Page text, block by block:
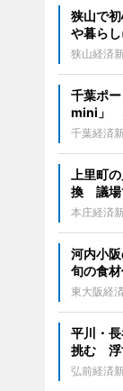
狭山で
や暮ら
狭山経済
千葉ポ
mini」
千葉経済
上里町
換 議場
本庄経済
河内小
旬の食
東大阪経
平川・
挑む 浮
弘前経済